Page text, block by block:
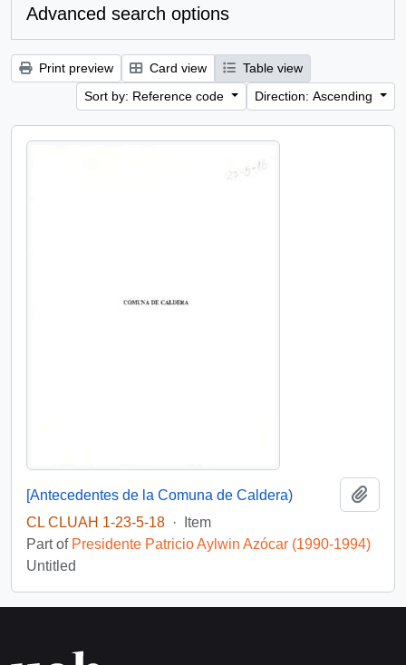
Advanced search options
Print preview Card view
Table view
Sort by: Reference code
Direction: Ascending
[Antecedentes de la Comuna de Caldera)
CL CLUAH 1-23-5-18 ·
Item
Part of Presidente Patricio Aylwin Azócar (1990-1994)
Untitled